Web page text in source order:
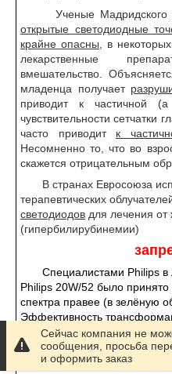
Ученые Мадридского
открытые светодиодные
крайне опасны , в
лекарственные
вмешательство.
младенца получает
приводит к частичной
чувствительности сетчатки
часто приводит к
Несомненно то, что во
скажется отрицательным
В странах Евросоюза
терапевтических
светодиодов для лечения от
(гипербилирубинемии)
Специалистами Philips в
Philips 20W/52 было
спектра правее (в зелёную
Эффективность
смещения заметно не
намного безопаснее, а
голубоватый оттенок.
Сейчас компания не
сообщения, просьба
и оформить заказ